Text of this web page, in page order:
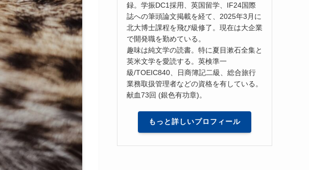
録。学振DC1採用、英国留学、IF24国際
誌への筆頭論文掲載を経て、2025年3月に
北大博士課程を飛び級修了。現在は大企業
で開発職を勤めている。
趣味は純文学の読書。特に夏目漱石全集と
英米文学を愛読する。英検準一
級/TOEIC840、日商簿記二級、総合旅行
業務取扱管理者などの資格を有している。
献血73回 (銀色有功章)。
もっと詳しいプロフィール